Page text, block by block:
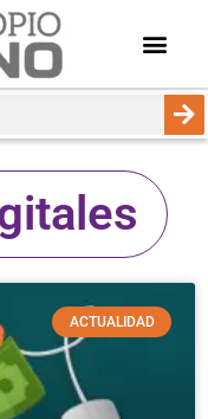
ACTUALIDAD